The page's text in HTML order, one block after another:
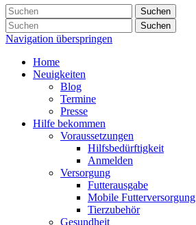
Suchen
Suchen
Navigation überspringen
Home
Neuigkeiten
Blog
Termine
Presse
Hilfe bekommen
Voraussetzungen
Hilfsbedürftigkeit
Anmelden
Versorgung
Futterausgabe
Mobile Futterversorgung
Tierzubehör
Gesundheit